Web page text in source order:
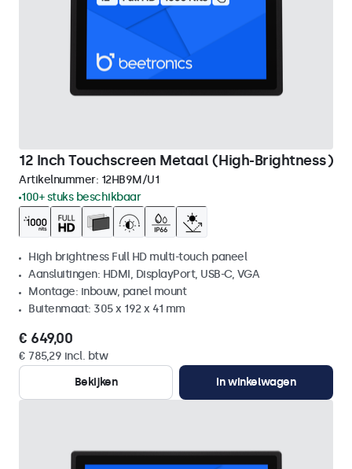
12 Inch Touchscreen Metaal (High-Brightness)
Artikelnummer: 12HB9M/U1
100+ stuks beschikbaar
High brightness Full HD multi-touch paneel
Aansluitingen: HDMI, DisplayPort, USB-C, VGA
Montage: inbouw, panel mount
Buitenmaat: 305 x 192 x 41 mm
€ 649,00
€ 785,29 incl. btw
Bekijken
In winkelwagen